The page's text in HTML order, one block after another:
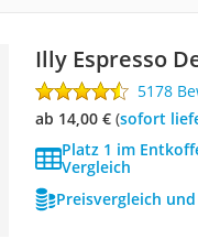
Illy Espresso
5178
ab 14,00 €( Sofort
Platz 1 im
Vergleich
Preisvergleich